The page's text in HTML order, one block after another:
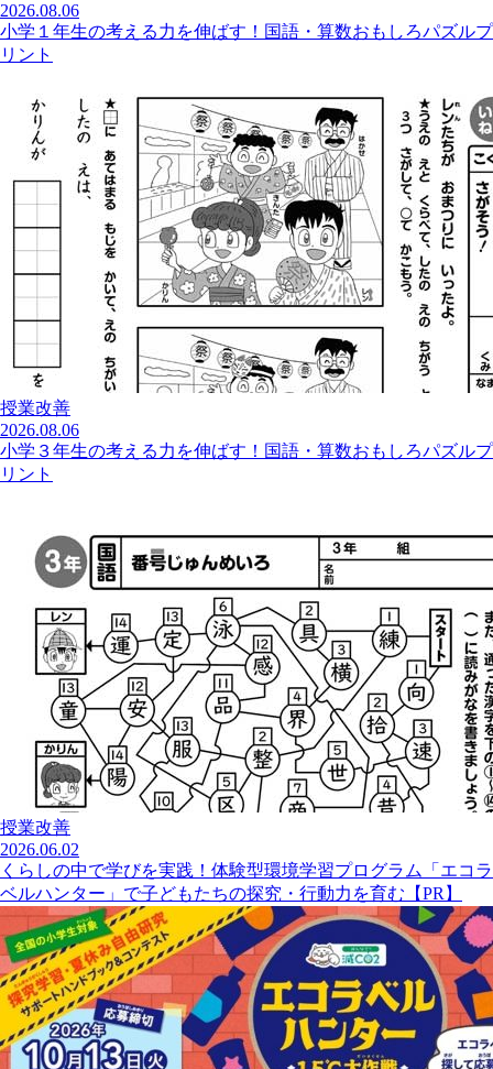
2026.08.06
小学１年生の考える力を伸ばす！国語・算数おもしろパズルプ
リント
授業改善
2026.08.06
小学３年生の考える力を伸ばす！国語・算数おもしろパズルプ
リント
授業改善
2026.06.02
くらしの中で学びを実践！体験型環境学習プログラム「エコラ
ベルハンター」で子どもたちの探究・行動力を育む【PR】